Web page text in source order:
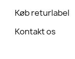
Køb returlabel
Kontakt os